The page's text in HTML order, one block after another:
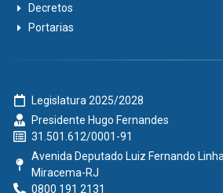
Decretos
Portarias
Legislatura 2025/2028
Presidente Hugo Fernandes
31.501.612/0001-91
Avenida Deputado Luiz Fernando
Miracema-RJ
0800 191 2131